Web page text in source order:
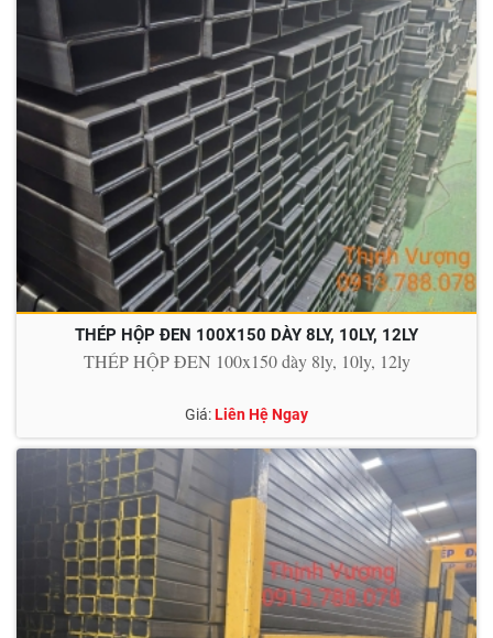
THÉP HỘP ĐEN 100X150 DÀY 8LY, 10LY, 12LY
THÉP HỘP ĐEN 100x150 dày 8ly, 10ly, 12ly
Giá:Liên Hệ Ngay